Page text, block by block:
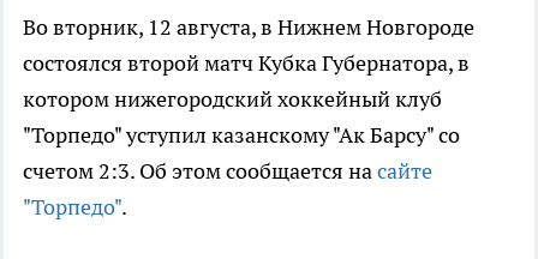
Во вторник, 12 августа, в Нижнем Новгороде
состоялся второй матч Кубка Губернатора, в
котором нижегородский хоккейный клуб
"Торпедо" уступил казанскому "Ак Барсу" со
счетом 2:3. Об этом сообщается насайте
"Торпедо".